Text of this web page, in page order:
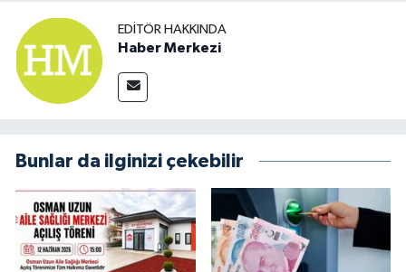
EDITÖR HAKKINDA
Haber Merkezi
Bunlar da ilginizi çekebilir